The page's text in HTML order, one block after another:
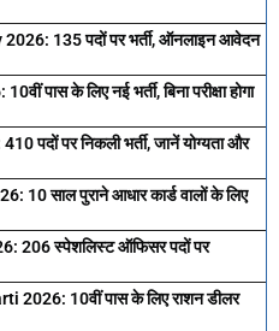
135 पदों पर भर्ती, ऑनलाइन आवेदन
के लिए नई भर्ती, बिना परीक्षा होगा
पदों पर निकली भर्ती, जानें योग्यता और
साल पुराने आधार कार्ड वालों के लिए
206 स्पेशलिस्ट ऑफिसर पदों पर
10वीं पास के लिए राशन डीलर